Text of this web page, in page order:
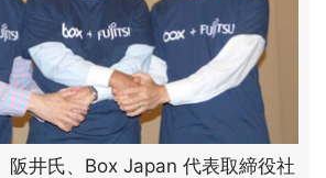
阪井氏、Box Japan 代表取締役社